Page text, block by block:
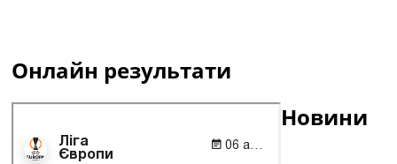
Онлайн результати
Новини